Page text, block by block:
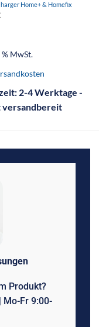
Home+ & Homefix
MwSt.
2-4 Werktage -
versandbereit
Produkt?
Mo-Fr 9:00-